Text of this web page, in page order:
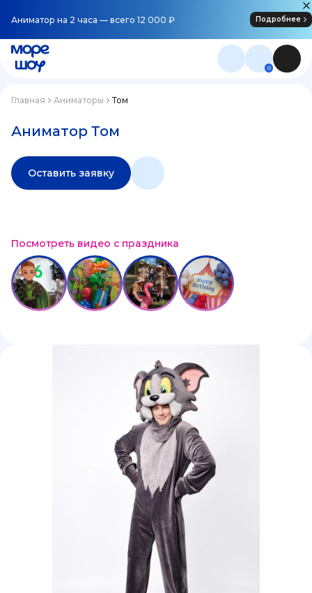
Аниматор на 2 часа — всего 12 000 ₽ Подробнее
0
Главная Аниматоры Том
Аниматор Том
Оставить заявку
Посмотреть видео с праздника